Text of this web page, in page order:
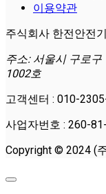
이용약관
주식회사 한전안전
주소: 서울시 구로
1002호
고객센터 : 010-
사업자번호 : 260-
Copyright © 2024 (